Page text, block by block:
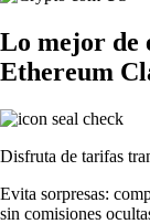
Lo mejor de
Ethereum
Disfruta de tarifas
Evita sorpresas:
sin comisiones